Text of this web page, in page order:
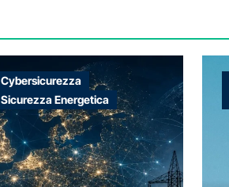
Cybersicurezza
Sicurezza Energetica